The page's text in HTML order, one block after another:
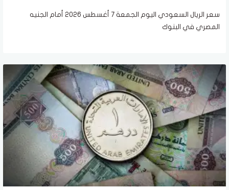
سعر الريال السعودي اليوم الجمعة 7 أغسطس 2026 أمام الجنيه
المصري في البنوك